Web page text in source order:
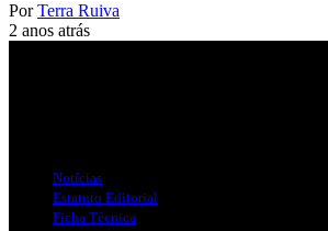
Por Terra Ruiva
2 anos atrás
Notícias
Estatuto Editorial
Ficha Técnica